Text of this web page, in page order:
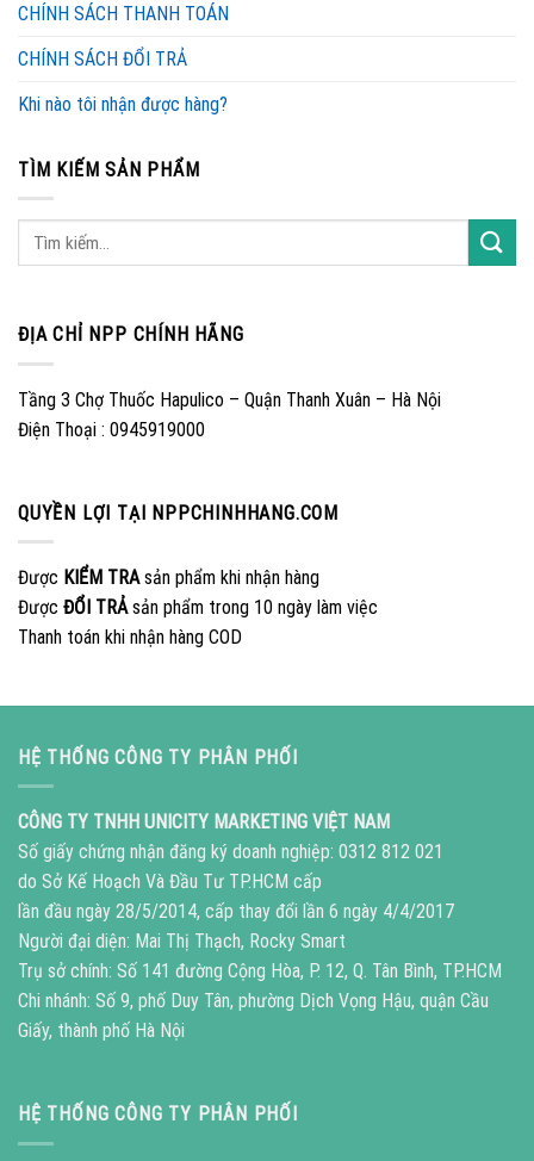
CHÍNH SÁCH THANH TOÁN
CHÍNH SÁCH ĐỔI TRẢ
Khi nào tôi nhận được hàng?
TÌM KIẾM SẢN PHẨM
ĐỊA CHỈ NPP CHÍNH HÃNG
Tầng 3 Chợ Thuốc Hapulico – Quận Thanh Xuân – Hà Nội
Điện Thoại : 0945919000
QUYỀN LỢI TẠI NPPCHINHHANG.COM
Được KIỂM TRAsản phẩm khi nhận hàng
Được ĐỔI TRẢsản phẩm trong 10 ngày làm việc
Thanh toán khi nhận hàng COD
HỆ THỐNG CÔNG TY PHÂN PHỐI
CÔNG TY TNHH UNICITY MARKETING VIỆT NAM
Số giấy chứng nhận đăng ký doanh nghiệp: 0312 812 021
do Sở Kế Hoạch Và Đầu Tư TP.HCM cấp
lần đầu ngày 28/5/2014, cấp thay đổi lần 6 ngày 4/4/2017
Người đại diện: Mai Thị Thạch, Rocky Smart
Trụ sở chính: Số 141 đường Cộng Hòa, P. 12, Q. Tân Bình, TP.HCM
Chi nhánh: Số 9, phố Duy Tân, phường Dịch Vọng Hậu, quận Cầu
Giấy, thành phố Hà Nội
HỆ THỐNG CÔNG TY PHÂN PHỐI